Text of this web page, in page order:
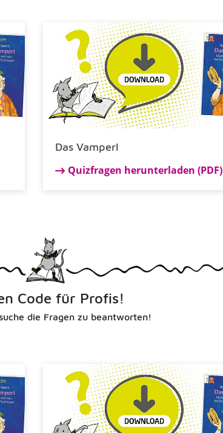
Das Vamperl
Quizfragen herunterladen (PDF)
Code für Profis!
die Fragen zu beantworten!